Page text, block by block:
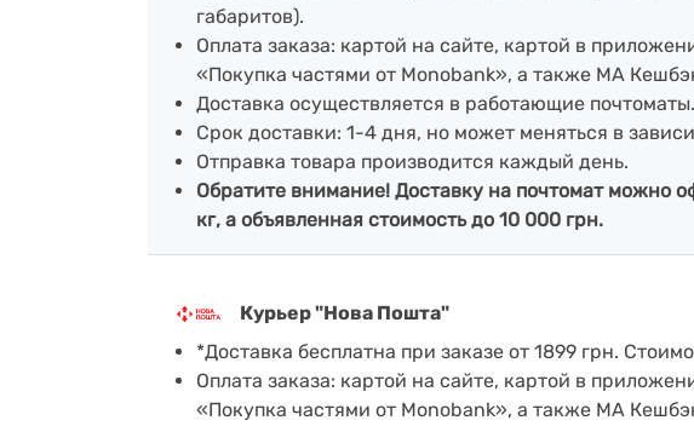
габаритов).
Оплата заказа: картой на сайте, картой в
«Покупка частями от Monobank», а также МА
Доставка осуществляется в работающие почтоматы.
Срок доставки: 1-4 дня, но может меняться в
Отправка товара производится каждый день.
Обратите внимание! Доставку на почтомат можно
кг, а объявленная стоимость до 10 000 грн.
Курьер "Нова Пошта"
*Доставка бесплатна при заказе от 1899 грн.
Оплата заказа: картой на сайте, картой в
«Покупка частями от Monobank», а также МА